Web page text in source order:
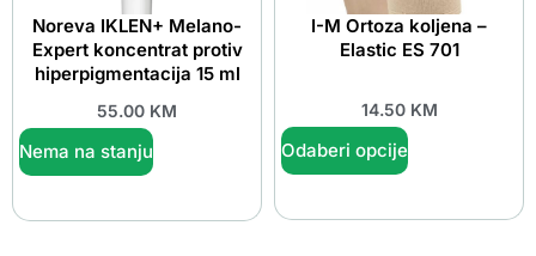
Noreva IKLEN+ Melano-
Expert koncentrat protiv
hiperpigmentacija 15 ml
55.00 KM
Nema na stanju
I-M Ortoza koljena –
Elastic ES 701
14.50 KM
Odaberi opcije